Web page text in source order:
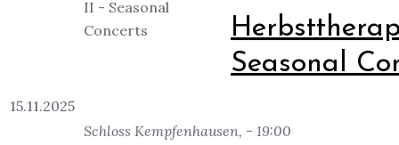
15.11.2025
Seasonal
Schloss Kempfenhausen, - 19:00